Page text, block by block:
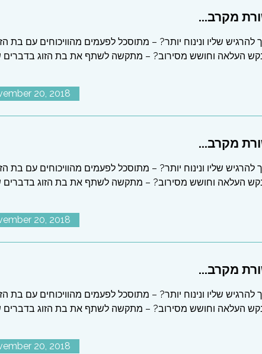
מקרב...
שליו ונינוח יותר? – מתוסכל לפעמים מהוויכוחים עם בת
העלאה וחושש מסירוב? – מתקשה לשתף את בת הזוג בדברים
20, 2018
מקרב...
שליו ונינוח יותר? – מתוסכל לפעמים מהוויכוחים עם בת
העלאה וחושש מסירוב? – מתקשה לשתף את בת הזוג בדברים
20, 2018
מקרב...
שליו ונינוח יותר? – מתוסכל לפעמים מהוויכוחים עם בת
העלאה וחושש מסירוב? – מתקשה לשתף את בת הזוג בדברים
20, 2018